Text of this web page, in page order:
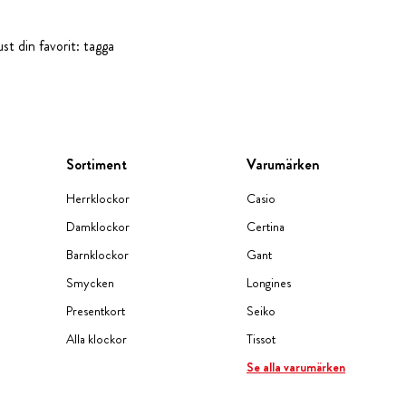
din favorit: tagga
Sortiment
Herrklockor
Damklockor
Barnklockor
Smycken
Presentkort
Alla klockor
Varumärken
Casio
Certina
Gant
Longines
Seiko
Tissot
Se alla varumärken